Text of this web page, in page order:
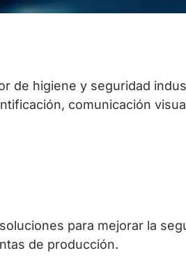
de higiene y seguridad
comunicación
para mejorar la
de producción.